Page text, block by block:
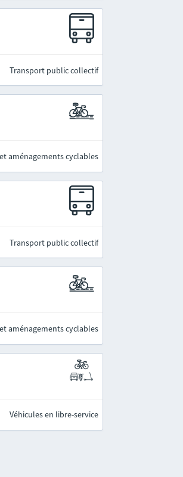
Transport public collectif
aménagements cyclables
Transport public collectif
aménagements cyclables
Véhicules en libre-service